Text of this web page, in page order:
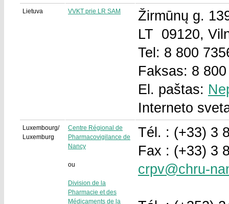
Lietuva VVKT prie LR SAM
Žirmūnų g.
LT 09120,
Tel: 8 800
Faksas: 8
El. paštas:
Interneto
Luxembourg/
Luxemburg
Centre Régional de
Pharmacovigilance de
Nancy
ou
Division de la
Pharmacie et des
Médicaments de la
Tél. : (+33) 3
Fax : (+33) 3
crpv@chru-